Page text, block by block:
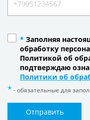
* Заполняя
обработку
Политикой об
подтверждаю
Политики об
- обязательные для
Отправить